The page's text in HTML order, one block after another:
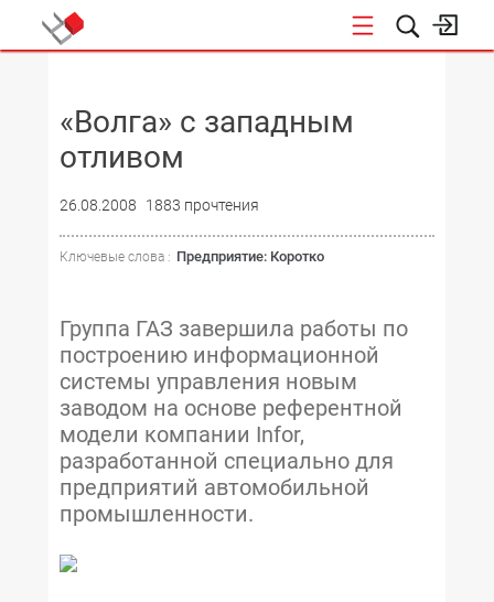
«Волга» с западным
отливом
26.08.2008 1883 прочтения
Ключевые слова : Предприятие: Коротко
Группа ГАЗ завершила работы по
построению информационной
системы управления новым
заводом на основе референтной
модели компании Infor,
разработанной специально для
предприятий автомобильной
промышленности.